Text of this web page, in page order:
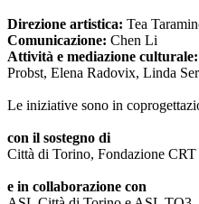
Direzione artistica: Tea
Comunicazione: Chen Li
Attività e mediazione culturale:
Probst, Elena Radovix, Linda
Le iniziative sono in
con il sostegno di
Città di Torino, Fondazione
e in collaborazione con